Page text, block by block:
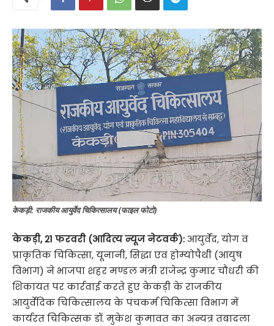
केकड़ी: राजकीय आयुर्वेद चिकित्सालय (फाइल फोटो)
केकड़ी, 21 फरवरी (आदित्य न्यूज नेटवर्क):आयुर्वेद, योग व
प्राकृतिक चिकित्सा, यूनानी, सिद्धा एवं होम्योपैथी (आयुष
विभाग) ने भाजपा शहर मण्डल मंत्री राजेन्द्र कुमार चौधरी की
शिकायत पर कार्रवाई करते हुए केकड़ी के राजकीय
आयुर्वेदिक चिकित्सालय के पंचकर्म चिकित्सा विभाग में
कार्यरत चिकित्सक डॉ. मुकेश कुमावत का अन्यत्र तबादला